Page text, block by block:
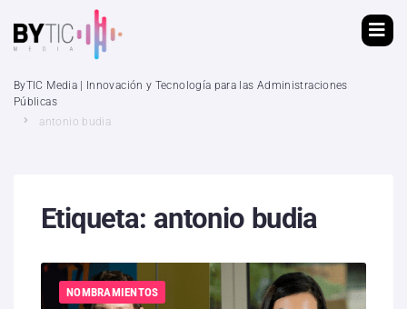
ByTIC Media | Innovación y Tecnología para las Administraciones
Públicas
antonio budia
Etiqueta: antonio budia
NOMBRAMIENTOS